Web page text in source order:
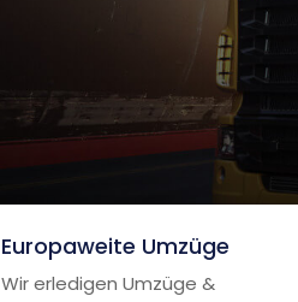
Europaweite Umzüge
Wir erledigen Umzüge &